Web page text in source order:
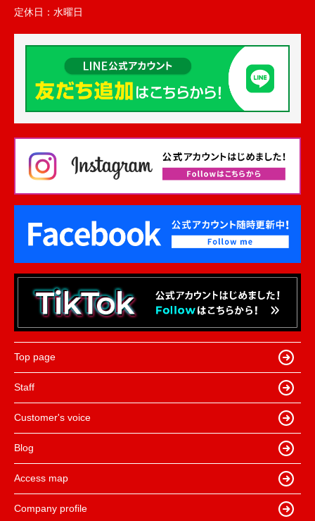
定休日： 水曜日
Top page
Staff
Customer's voice
Blog
Access map
Company profile